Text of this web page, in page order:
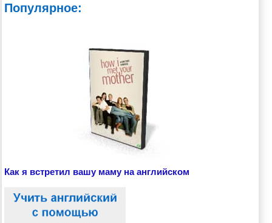
Популярное:
Как я встретил вашу маму на английском